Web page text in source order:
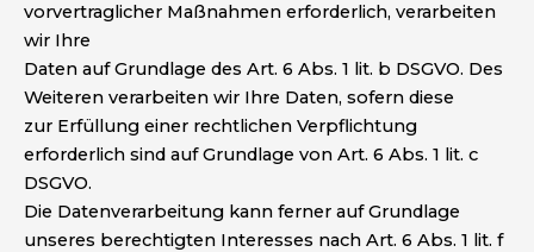
vorvertraglicher Maßnahmen erforderlich, verarbeiten
wir Ihre
Daten auf Grundlage des Art. 6 Abs. 1 lit. b DSGVO. Des
Weiteren verarbeiten wir Ihre Daten, sofern diese
zur Erfüllung einer rechtlichen Verpflichtung
erforderlich sind auf Grundlage von Art. 6 Abs. 1 lit. c
DSGVO.
Die Datenverarbeitung kann ferner auf Grundlage
unseres berechtigten Interesses nach Art. 6 Abs. 1 lit. f